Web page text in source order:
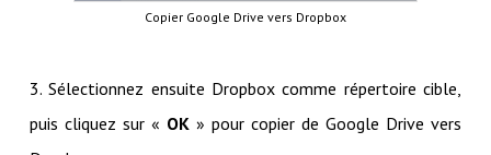
Copier Google Drive vers Dropbox
3. Sélectionnez ensuite Dropbox comme répertoire cible,
puis cliquez sur « OK» pour copier de Google Drive vers